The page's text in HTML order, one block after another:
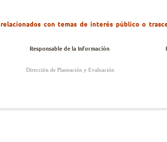
con temas de interés público o
Responsable de la Información
Dirección de Planeación y Evaluación